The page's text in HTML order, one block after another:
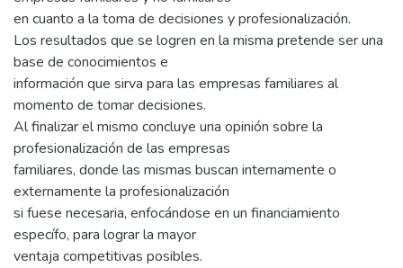
en cuanto a la toma de decisiones y profesionalización.
Los resultados que se logren en la misma pretende ser una
base de conocimientos e
información que sirva para las empresas familiares al
momento de tomar decisiones.
Al finalizar el mismo concluye una opinión sobre la
profesionalización de las empresas
familiares, donde las mismas buscan internamente o
externamente la profesionalización
si fuese necesaria, enfocándose en un financiamiento
específo, para lograr la mayor
ventaja competitivas posibles.